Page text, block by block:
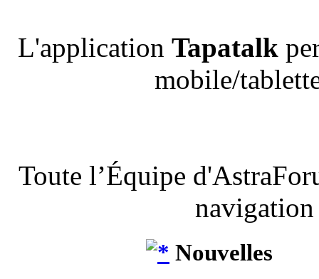
L'application Tapatalk
mobile/
Toute l’Équipe
Nouvelles